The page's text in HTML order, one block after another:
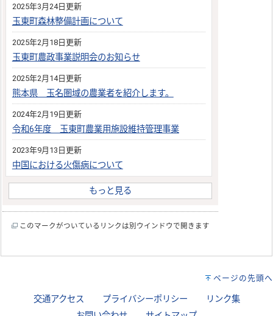
2025年3月24日更新
玉東町森林整備計画について
2025年2月18日更新
玉東町農政事業説明会のお知らせ
2025年2月14日更新
熊本県 玉名圏域の農業者を紹介します。
2024年2月19日更新
令和6年度 玉東町農業用施設維持管理事業
2023年9月13日更新
中国における火傷病について
もっと見る
このマークがついているリンクは別ウインドウで開きます
ページの先頭へ
交通アクセス プライバシーポリシー
リンク集